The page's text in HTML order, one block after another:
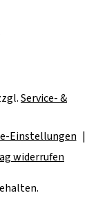
Service- &
Einstellungen
widerrufen